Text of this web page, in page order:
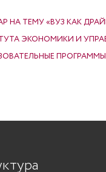
НА ТЕМУ «ВУЗ КАК
ЭКОНОМИКИ И